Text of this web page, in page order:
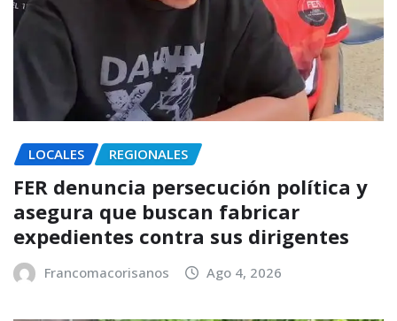
LOCALES REGIONALES
FER denuncia persecución política y
asegura que buscan fabricar
expedientes contra sus dirigentes
Francomacorisanos Ago 4, 2026